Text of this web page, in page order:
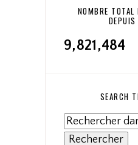
NOMBRE TOTAL
9,821,484
SEARCH